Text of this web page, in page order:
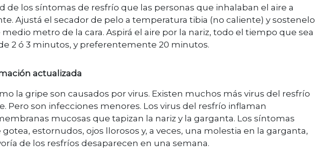
de los síntomas de resfrío que las personas que inhalaban el aire a
Ajustá el secador de pelo a temperatura tibia (no caliente) y sostenelo
metro de la cara. Aspirá el aire por la nariz, todo el tiempo que sea
2 ó 3 minutos, y preferentemente 20 minutos.
actualizada
la gripe son causados por virus. Existen muchos más virus del resfrío
Pero son infecciones menores. Los virus del resfrío inflaman
mucosas que tapizan la nariz y la garganta. Los síntomas
estornudos, ojos llorosos y, a veces, una molestia en la garganta,
de los resfríos desaparecen en una semana.